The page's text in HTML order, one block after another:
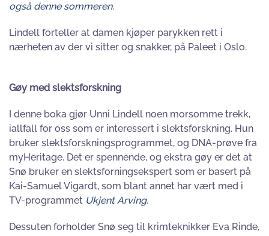
også denne sommeren.
Lindell forteller at damen kjøper parykken rett i
nærheten av der vi sitter og snakker, på Paleet i Oslo.
Gøy med slektsforskning
I denne boka gjør Unni Lindell noen morsomme trekk,
iallfall for oss som er interessert i slektsforskning. Hun
bruker slektsforskningsprogrammet, og DNA-prøve fra
myHeritage. Det er spennende, og ekstra gøy er det at
Snø bruker en slektsforningsekspert som er basert på
Kai-Samuel Vigardt, som blant annet har vært med i
TV-programmet Ukjent Arving.
Dessuten forholder Snø seg til krimteknikker Eva Rinde,